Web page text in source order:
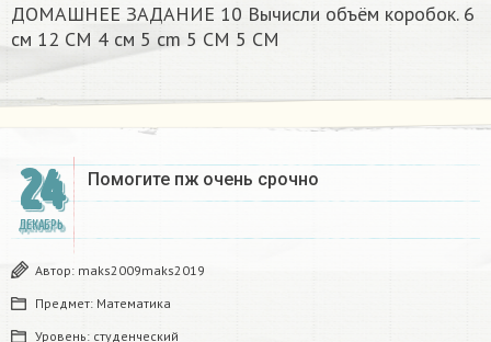
ДОМАШНЕЕ ЗАДАНИЕ 10 Вычисли объём коробок. 6
см 12 CM 4 см 5 cm 5 CM 5 CM​
24
ДЕКАБРЬ
Помогите пж очень срочно​
Автор: maks2009maks2019
Предмет: Математика
Уровень: студенческий